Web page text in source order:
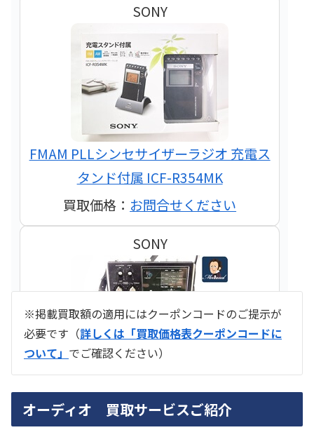
SONY
FMAM PLLシンセサイザーラジオ 充電ス
タンド付属 ICF-R354MK
買取価格： お問合せください
SONY
買取価格：お問合せください
※掲載買取額の適用にはクーポンコードのご提示が
必要です（詳しくは「買取価格表クーポンコードに
ついて」 でご確認ください）
オーディオ 買取サービスご紹介